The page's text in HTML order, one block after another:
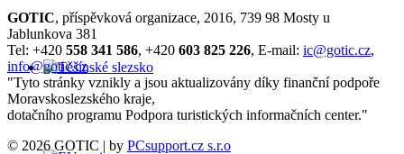
GOTIC, příspěvková organizace, 2016, 739 98 Mosty u
Jablunkova 381
Tel: +420 558 341 586, +420 603 825 226, E-mail: ic@gotic.cz,
info@gotic.cz
"Tyto stránky vznikly a jsou aktualizovány díky finanční podpoře
Moravskoslezského kraje,
dotačního programu Podpora turistických informačních center."
© 2026 GOTIC | by PCsupport.cz s.r.o